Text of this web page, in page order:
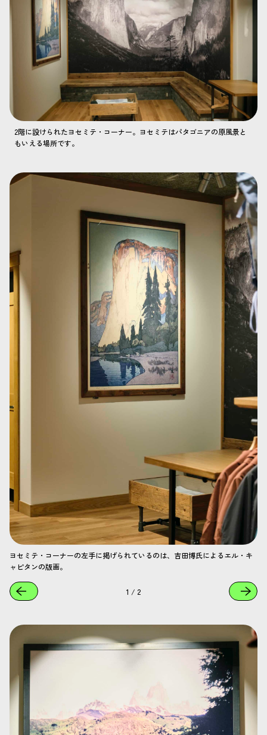
2階に設けられたヨセミテ・コーナー。ヨセミテはパタゴニアの原風景と
もいえる場所です。
ヨセミテ・コーナーの左手に掲げられているのは、吉田博氏によるエル・キ
ャピタンの版画。
1 / 2